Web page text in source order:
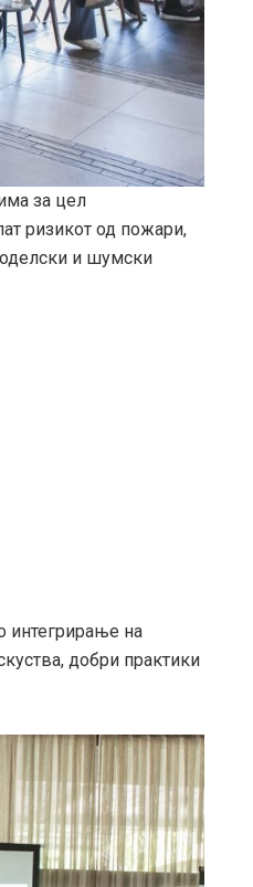
за цел
ризикот од пожари,
и шумски
интегрирање на
добри практики